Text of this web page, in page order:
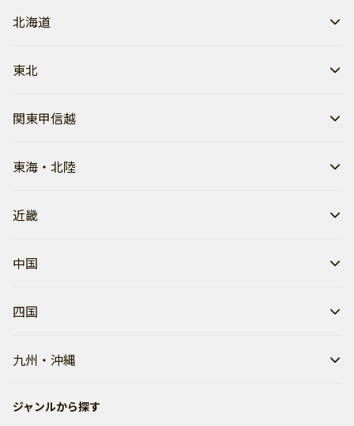
北海道
東北
関東甲信越
東海・北陸
近畿
中国
四国
九州・沖縄
ジャンルから探す